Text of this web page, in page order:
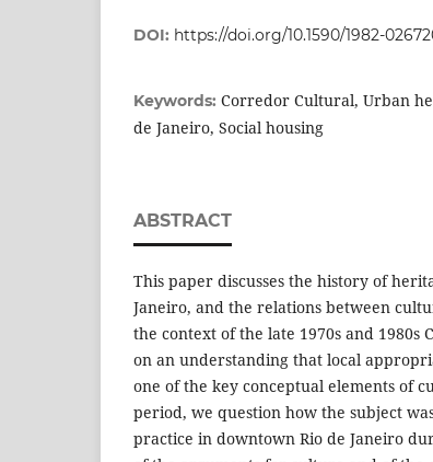
DOI: https://doi.org/10.1590/1982-
Keywords: Corredor Cultural, Urban
de Janeiro, Social housing
ABSTRACT
This paper discusses the history of
Janeiro, and the relations between
the context of the late 1970s and
on an understanding that local
one of the key conceptual elements of
period, we question how the subject
practice in downtown Rio de Janeiro